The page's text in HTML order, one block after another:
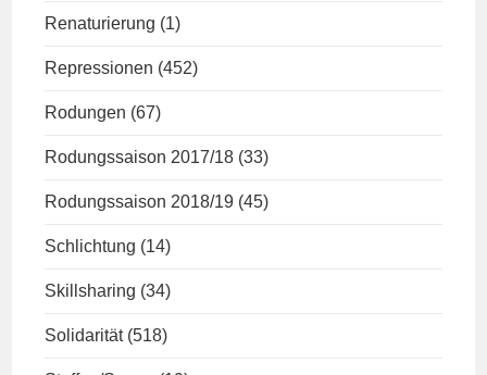
Renaturierung (1)
Repressionen (452)
Rodungen (67)
Rodungssaison 2017/18 (33)
Rodungssaison 2018/19 (45)
Schlichtung (14)
Skillsharing (34)
Solidarität (518)